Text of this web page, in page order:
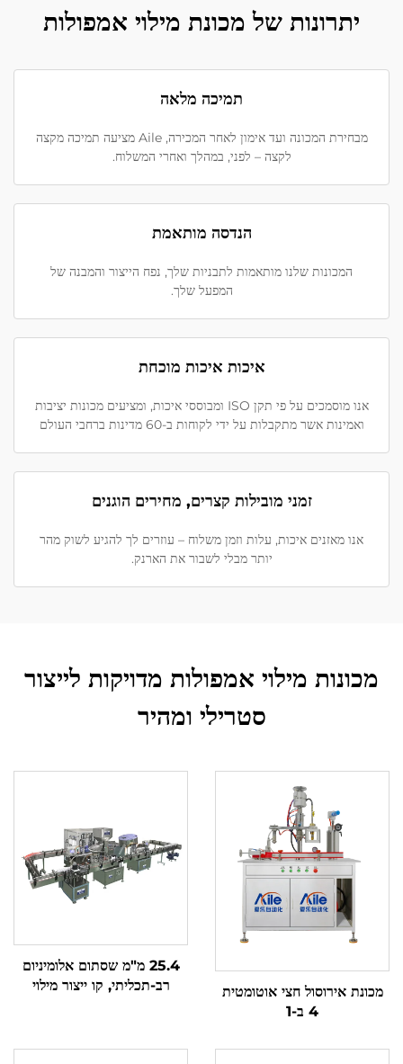
יתרונות של מכונת מילוי אמפולות
תמיכה מלאה
מבחירת המכונה ועד אימון לאחר המכירה, Aile מציעה תמיכה מקצה
לקצה – לפני, במהלך ואחרי המשלוח.
הנדסה מותאמת
המכונות שלנו מותאמות לתבניות שלך, נפח הייצור והמבנה של
המפעל שלך.
איכות איכות מוכחת
אנו מוסמכים על פי תקן ISO ומבוססי איכות, ומציעים מכונות יציבות
ואמינות אשר מתקבלות על ידי לקוחות ב-60 מדינות ברחבי העולם
זמני מובילות קצרים, מחירים הוגנים
אנו מאזנים איכות, עלות וזמן משלוח – עוזרים לך להגיע לשוק מהר
יותר מבלי לשבור את הארנק.
מכונות מילוי אמפולות מדויקות לייצור
סטרילי ומהיר
מכונת אירוסול חצי אוטומטית
4 ב-1
25.4 מ"מ שסתום אלומיניום
רב-תכליתי, קו ייצור מילוי
ー לטיפוח עור